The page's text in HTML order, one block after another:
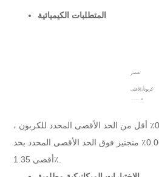
المتطلبات الكيميائية
عنصر
كربونأ،الأعلى
المنغنيز
الكبريت ، ماكس
أ لكل تخفيض بنسبة 0.01٪ أقل من الحد الأقصى المحدد للكربون ،
سيسمح بزيادة قدرها 0.06٪ منجنيز فوق الحد الأقصى المحدد بحد
أقصى 1.35٪.